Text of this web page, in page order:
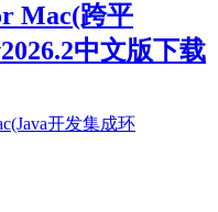
Mac(跨平
中文版下载